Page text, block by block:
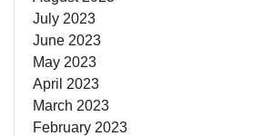
July 2023
June 2023
May 2023
April 2023
March 2023
February 2023